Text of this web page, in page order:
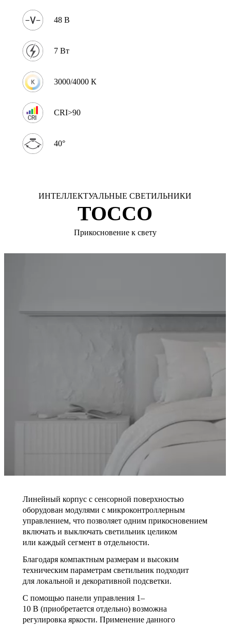
48 В
7 Вт
3000/4000 К
CRI>90
40°
ИНТЕЛЛЕКТУАЛЬНЫЕ СВЕТИЛЬНИКИ
TOCCO
Прикосновение к свету
Линейный корпус с сенсорной поверхностью
оборудован модулями с микроконтроллерным
управлением, что позволяет одним прикосновением
включать и выключать светильник целиком
или каждый сегмент в отдельности.
Благодаря компактным размерам и высоким
техническим параметрам светильник подходит
для локальной и декоративной подсветки.
С помощью панели управления 1–
10 В (приобретается отдельно) возможна
регулировка яркости. Применение данного